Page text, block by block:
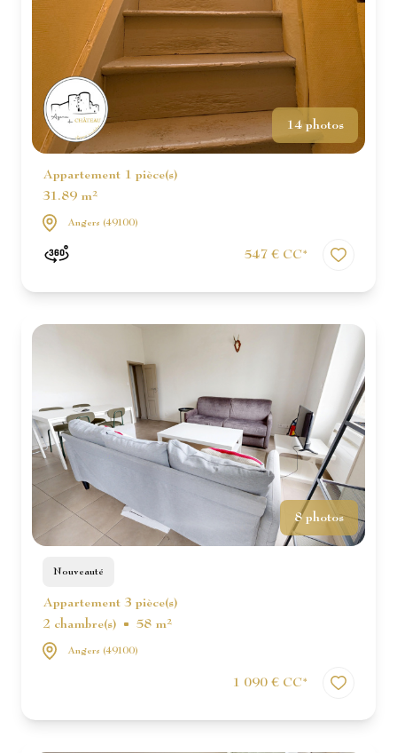
14 photos
Appartement 1 pièce(s)
31.89 m²
Angers (49100)
547 € CC*
8 photos
Nouveauté
Appartement 3 pièce(s)
2 chambre(s)
58 m²
Angers (49100)
1 090 € CC*